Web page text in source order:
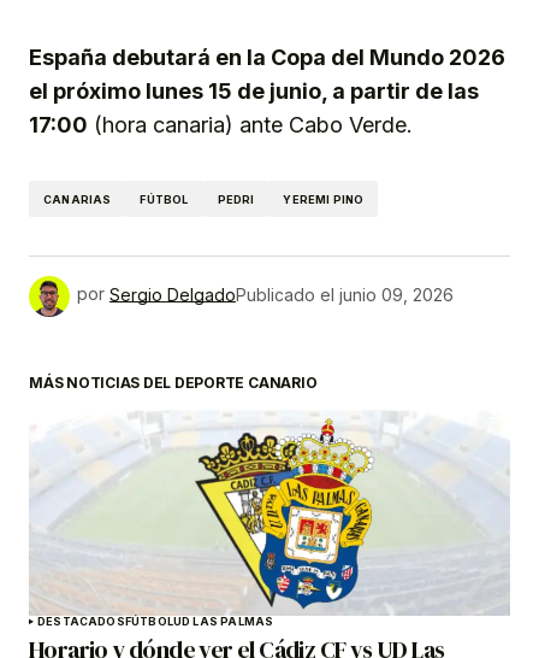
España debutará en la Copa del Mundo 2026
el próximo lunes 15 de junio, a partir de las
17:00 (hora canaria) ante Cabo Verde.
CANARIAS FÚTBOL PEDRI YEREMI PINO
por Sergio DelgadoPublicado el junio 09, 2026
MÁS NOTICIAS DEL DEPORTE CANARIO
DESTACADOS FÚTBOLUD LAS PALMAS
Horario y dónde ver el Cádiz CF vs UD Las